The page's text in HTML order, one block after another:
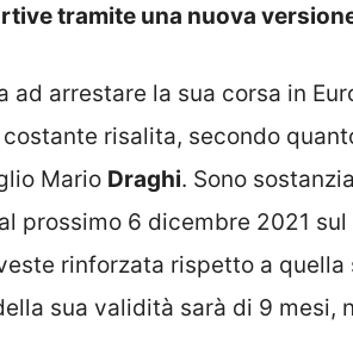
tramite una nuova versione
ad arrestare la sua corsa in
risalita, secondo
Mario Draghi. Sono
prossimo 6 dicembre 2021 sul
veste rinforzata rispetto a
sua validità sarà di 9 mesi,